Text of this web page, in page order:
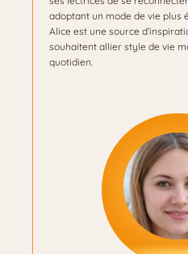
adoptant un mode de vie plus
Alice est une source
souhaitent allier style de vie
quotidien.